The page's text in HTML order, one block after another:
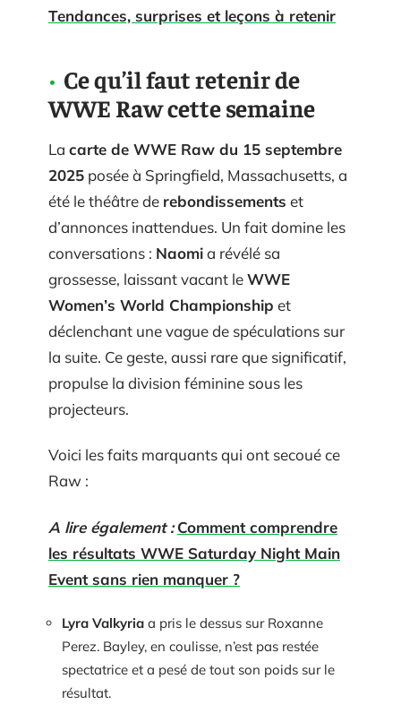
Tendances, surprises et leçons à retenir
Ce qu’il faut retenir de
WWE Raw cette semaine
La carte de WWE Raw du 15 septembre
2025 posée à Springfield, Massachusetts, a
été le théâtre de rebondissements et
d’annonces inattendues. Un fait domine les
conversations : Naomia révélé sa
grossesse, laissant vacant leWWE
Women’s World Championship et
déclenchant une vague de spéculations sur
la suite. Ce geste, aussi rare que significatif,
propulse la division féminine sous les
projecteurs.
Voici les faits marquants qui ont secoué ce
Raw :
A lire également : Comment comprendre
les résultats WWE Saturday Night Main
Event sans rien manquer ?
Lyra Valkyria a pris le dessus sur Roxanne
Perez. Bayley, en coulisse, n’est pas restée
spectatrice et a pesé de tout son poids sur le
résultat.